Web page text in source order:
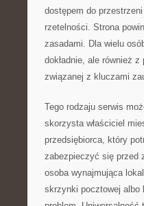
dostępem do
rzetelności. Strona
zasadami. Dla wielu
dokładnie, ale również
związanej z kluczami
Tego rodzaju serwis
skorzysta właściciel
przedsiębiorca, który
zabezpieczyć się przed
osoba wynajmująca
skrzynki pocztowej albo